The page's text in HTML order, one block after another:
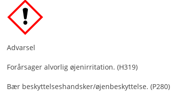
Advarsel
Forårsager alvorlig øjenirritation. (H319)
Bær beskyttelseshandsker/øjenbeskyttelse. (P280)